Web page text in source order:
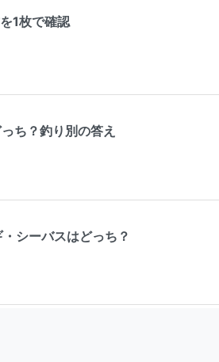
1枚で確認
ち？釣り別の答え
シーバスはどっち？